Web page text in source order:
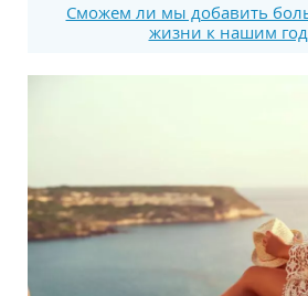
Сможем ли мы добавить
жизни к нашим